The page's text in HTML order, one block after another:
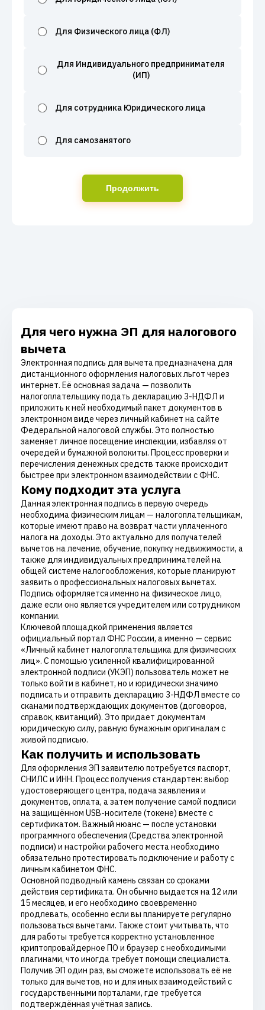
Для Физического лица (ФЛ)
Для Индивидуального предпринимателя
(ИП)
Для сотрудника Юридического лица
Для самозанятого
Продолжить
Для чего нужна ЭП для налогового
вычета
Электронная подпись для вычета предназначена для
дистанционного оформления налоговых льгот через
интернет. Её основная задача — позволить
налогоплательщику подать декларацию 3-НДФЛ и
приложить к ней необходимый пакет документов в
электронном виде через личный кабинет на сайте
Федеральной налоговой службы. Это полностью
заменяет личное посещение инспекции, избавляя от
очередей и бумажной волокиты. Процесс проверки и
перечисления денежных средств также происходит
быстрее при электронном взаимодействии с ФНС.
Кому подходит эта услуга
Данная электронная подпись в первую очередь
необходима физическим лицам — налогоплательщикам,
которые имеют право на возврат части уплаченного
налога на доходы. Это актуально для получателей
вычетов на лечение, обучение, покупку недвижимости, а
также для индивидуальных предпринимателей на
общей системе налогообложения, которые планируют
заявить о профессиональных налоговых вычетах.
Подпись оформляется именно на физическое лицо,
даже если оно является учредителем или сотрудником
компании.
Ключевой площадкой применения является
официальный портал ФНС России, а именно — сервис
«Личный кабинет налогоплательщика для физических
лиц». С помощью усиленной квалифицированной
электронной подписи (УКЭП) пользователь может не
только войти в кабинет, но и юридически значимо
подписать и отправить декларацию 3-НДФЛ вместе со
сканами подтверждающих документов (договоров,
справок, квитанций). Это придает документам
юридическую силу, равную бумажным оригиналам с
живой подписью.
Как получить и использовать
Для оформления ЭП заявителю потребуется паспорт,
СНИЛС и ИНН. Процесс получения стандартен: выбор
удостоверяющего центра, подача заявления и
документов, оплата, а затем получение самой подписи
на защищённом USB-носителе (токене) вместе с
сертификатом. Важный нюанс — после установки
программного обеспечения (Средства электронной
подписи) и настройки рабочего места необходимо
обязательно протестировать подключение и работу с
личным кабинетом ФНС.
Основной подводный камень связан со сроками
действия сертификата. Он обычно выдается на 12 или
15 месяцев, и его необходимо своевременно
продлевать, особенно если вы планируете регулярно
пользоваться вычетами. Также стоит учитывать, что
для работы требуется корректно установленное
криптопровайдерное ПО и браузер с необходимыми
плагинами, что иногда требует помощи специалиста.
Получив ЭП один раз, вы сможете использовать её не
только для вычетов, но и для иных взаимодействий с
государственными порталами, где требуется
подтверждённая учётная запись.